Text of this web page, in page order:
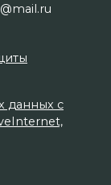
данных с